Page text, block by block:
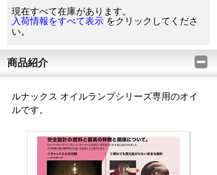
現在すべて在庫があります。
入荷情報をすべて表示 をクリックしてくださ
い。
商品紹介
ルナックス オイルランプシリーズ専用のオイ
ルです。